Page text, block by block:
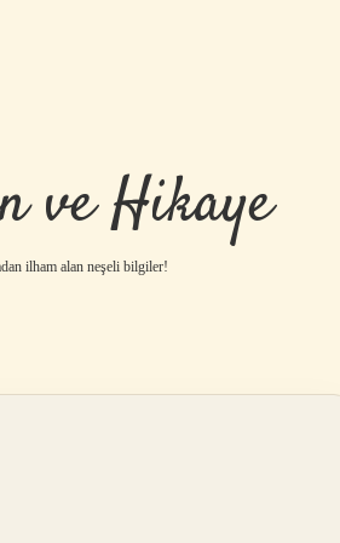
ve Hikaye
ilham alan neşeli bilgiler!